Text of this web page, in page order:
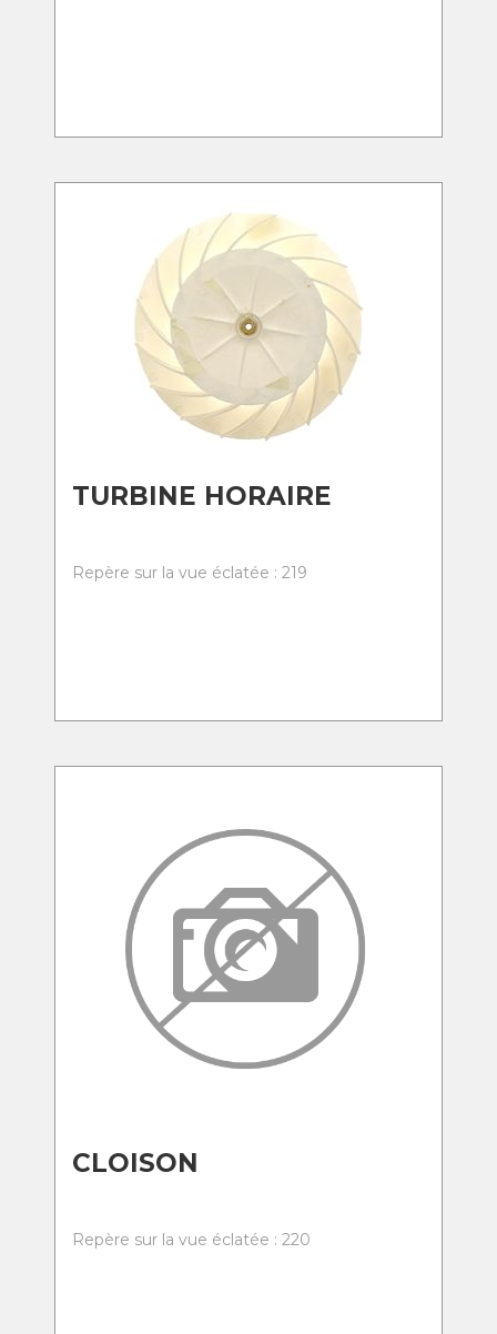
TURBINE HORAIRE
Repère sur la vue éclatée : 219
CLOISON
Repère sur la vue éclatée : 220